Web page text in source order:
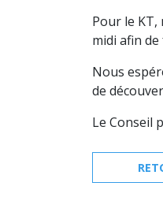
Pour le
midi afin
Nous
de
Le Conseil